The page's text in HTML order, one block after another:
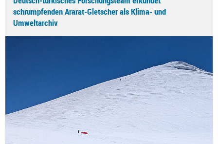
schrumpfenden Ararat-Gletscher als Klima- und
Umweltarchiv